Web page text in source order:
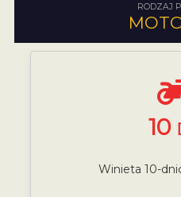
RODZAJ
10
Winieta 10-